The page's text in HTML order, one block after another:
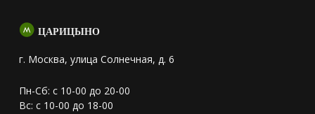
ЦАРИЦЫНО
г. Москва, улица Солнечная, д. 6
Пн-Сб: с 10-00 до 20-00
Вс: с 10-00 до 18-00